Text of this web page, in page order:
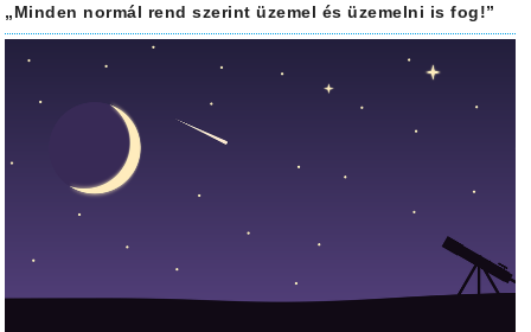
„Minden normál rend szerint üzemel és üzemelni is fog!”